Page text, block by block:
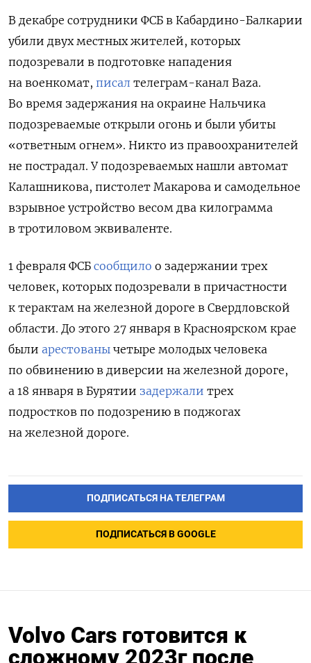
В декабре сотрудники ФСБ в Кабардино-Балкарии
убили двух местных жителей, которых
подозревали в подготовке нападения
на военкомат, писал телеграм-канал Baza.
Во время задержания на окраине Нальчика
подозреваемые открыли огонь и были убиты
«ответным огнем». Никто из правоохранителей
не пострадал. У подозреваемых нашли автомат
Калашникова, пистолет Макарова и самодельное
взрывное устройство весом два килограмма
в тротиловом эквиваленте.
1 февраля ФСБ сообщило о задержании трех
человек, которых подозревали в причастности
к терактам на железной дороге в Свердловской
области. До этого 27 января в Красноярском крае
были арестованы четыре молодых человека
по обвинению в диверсии на железной дороге,
а 18 января в Бурятии задержали трех
подростков по подозрению в поджогах
на железной дороге.
ПОДПИСАТЬСЯ НА ТЕЛЕГРАМ
ПОДПИСАТЬСЯ В GOOGLE
Volvo Cars готовится к
сложному 2023г после